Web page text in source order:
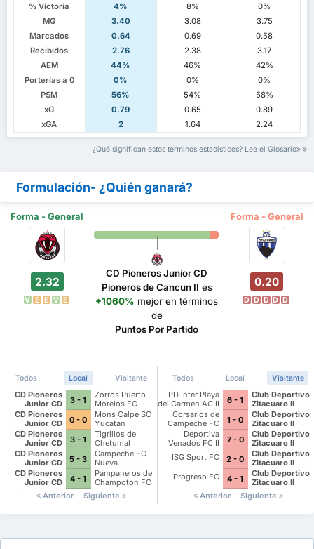
% Victoria
4% 8%
0%
MG
3.40 3.08
3.75
Marcados
0.64 0.69
0.58
Recibidos
2.76 2.38
3.17
AEM
44% 46%
42%
Porterías a 0
0% 0%
0%
PSM
56% 54%
58%
xG
0.79 0.65
0.89
xGA
2 1.64 2.24
¿Qué significan estos términos estadísticos? Lee el Glosario
Formulación- ¿Quién ganará?
Forma - General Forma - General
2.32
V E E V E
CD Pioneros Junior CD
Pioneros de Cancun II es
+1060% mejor en términos
de
Puntos Por Partido
0.20
D D D D D
Todos Local Visitante
CD Pioneros
Junior CD
Pioneros de
Cancun II
3 - 1
Zorros Puerto
Morelos FC
CD Pioneros
Junior CD
Pioneros de
Cancun II
0 - 0
Mons Calpe SC
Yucatan
CD Pioneros
Junior CD
Pioneros de
Cancun II
3 - 1
Tigrillos de
Chetumal
CD Pioneros
Junior CD
Pioneros de
Cancun II
5 - 3
Campeche FC
Nueva
Generacion
CD Pioneros
Junior CD
Pioneros de
Cancun II
4 - 1
Pampaneros de
Champoton FC
Anterior
Siguiente
Todos Local Visitante
PD Inter Playa
del Carmen AC II
6 - 1
Club Deportivo
Zitacuaro II
Corsarios de
Campeche FC
1 - 0
Club Deportivo
Zitacuaro II
Deportiva
Venados FC II
7 - 0
Club Deportivo
Zitacuaro II
ISG Sport FC
2 - 0
Club Deportivo
Zitacuaro II
Progreso FC
4 - 1
Club Deportivo
Zitacuaro II
Anterior
Siguiente